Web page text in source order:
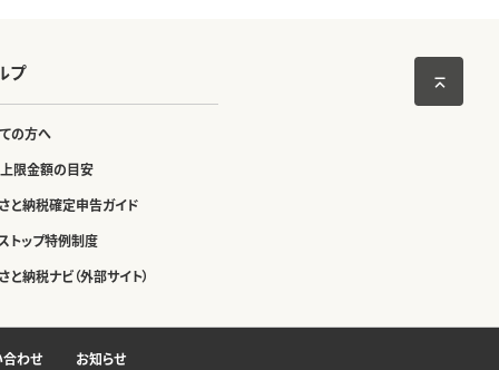
プ
の方へ
限金額の目安
と納税確定申告ガイド
トップ特例制度
と納税ナビ（外部サイト）
わせ お知らせ